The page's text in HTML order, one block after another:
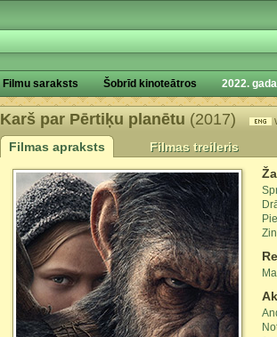
Filmu saraksts Šobrīd kinoteātros 2022.
Karš par Pērtiķu planētu (2017)
Filmas apraksts Filmas treileris